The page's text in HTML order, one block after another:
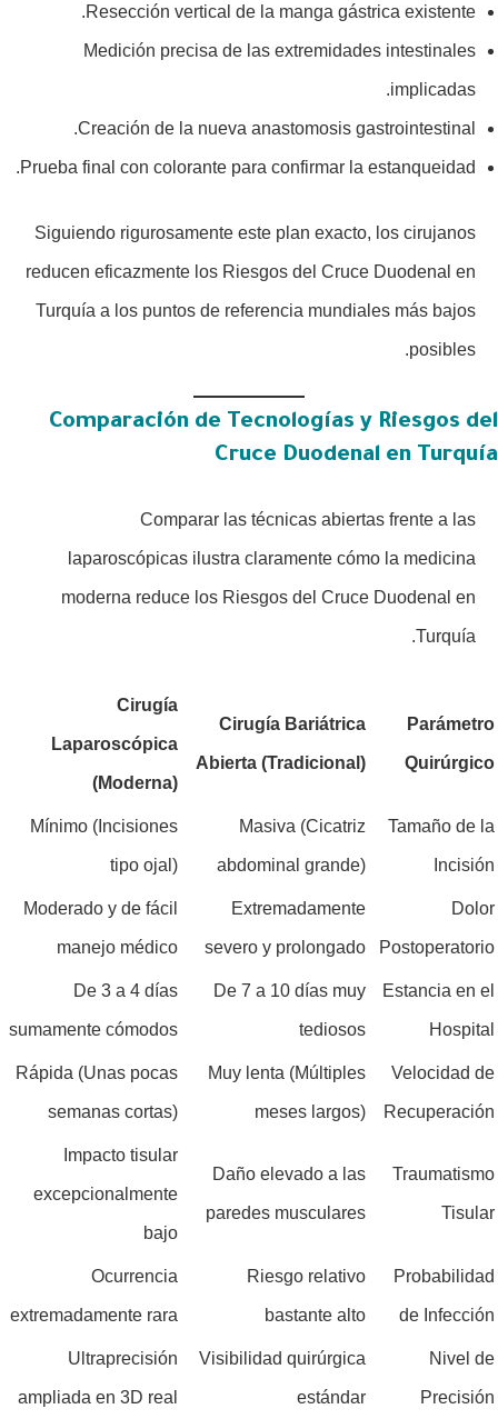
Resección vertical de la manga gástrica existente.
Medición precisa de las extremidades intestinales
implicadas.
Creación de la nueva anastomosis gastrointestinal.
Prueba final con colorante para confirmar la estanqueidad.
Siguiendo rigurosamente este plan exacto, los cirujanos
reducen eficazmente los Riesgos del Cruce Duodenal en
Turquía a los puntos de referencia mundiales más bajos
posibles.
Comparación de Tecnologías y Riesgos del
Cruce Duodenal en Turquía
Comparar las técnicas abiertas frente a las
laparoscópicas ilustra claramente cómo la medicina
moderna reduce los Riesgos del Cruce Duodenal en
Turquía.
Parámetro
Quirúrgico
Cirugía Bariátrica
Abierta (Tradicional)
Cirugía
Laparoscópica
(Moderna)
Tamaño de la
Incisión
Masiva (Cicatriz
abdominal grande)
Mínimo (Incisiones
tipo ojal)
Dolor
Postoperatorio
Extremadamente
severo y prolongado
Moderado y de fácil
manejo médico
Estancia en el
Hospital
De 7 a 10 días muy
tediosos
De 3 a 4 días
sumamente cómodos
Velocidad de
Recuperación
Muy lenta (Múltiples
meses largos)
Rápida (Unas pocas
semanas cortas)
Traumatismo
Tisular
Daño elevado a las
paredes musculares
Impacto tisular
excepcionalmente
bajo
Probabilidad
de Infección
Riesgo relativo
bastante alto
Ocurrencia
extremadamente rara
Nivel de
Precisión
Visibilidad quirúrgica
estándar
Ultraprecisión
ampliada en 3D real